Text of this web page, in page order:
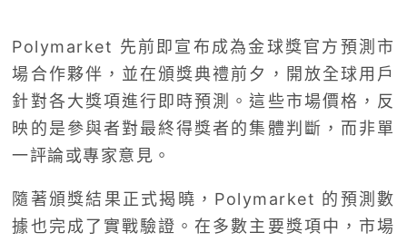
Polymarket 先前即宣布成為金球獎官方預測市
場合作夥伴，並在頒獎典禮前夕，開放全球用戶
針對各大獎項進行即時預測。這些市場價格，反
映的是參與者對最終得獎者的集體判斷，而非單
一評論或專家意見。
隨著頒獎結果正式揭曉，Polymarket 的預測數
據也完成了實戰驗證。在多數主要獎項中，市場